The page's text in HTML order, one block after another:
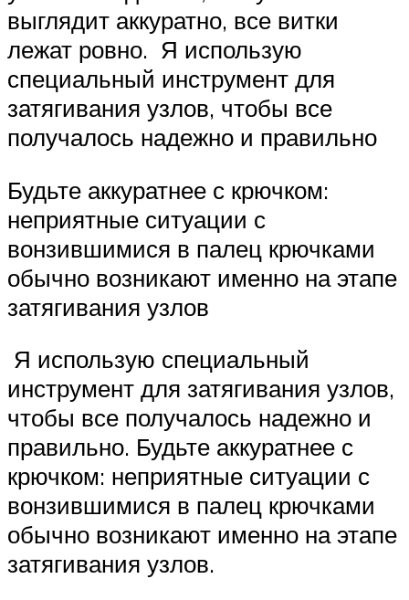
выглядит аккуратно, все витки
лежат ровно. Я использую
специальный инструмент для
затягивания узлов, чтобы все
получалось надежно и правильно
Будьте аккуратнее с крючком:
неприятные ситуации с
вонзившимися в палец крючками
обычно возникают именно на этапе
затягивания узлов
Я использую специальный
инструмент для затягивания узлов,
чтобы все получалось надежно и
правильно. Будьте аккуратнее с
крючком: неприятные ситуации с
вонзившимися в палец крючками
обычно возникают именно на этапе
затягивания узлов.